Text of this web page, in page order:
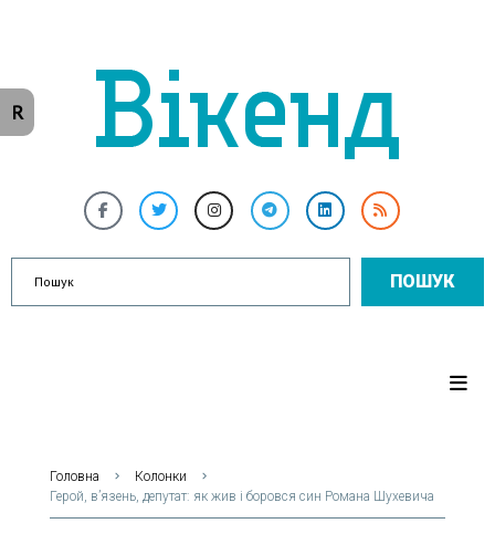
ПОШУК
Головна
Колонки
Герой, в’язень, депутат: як жив і боровся син Романа Шухевича
R